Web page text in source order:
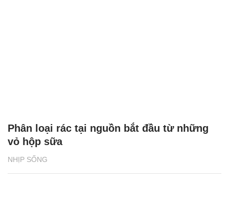
NHỊP SỐNG
Phân loại rác tại nguồn bắt đầu từ những
vỏ hộp sữa